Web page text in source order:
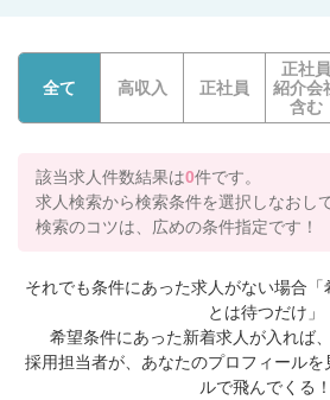
全て 高収入 正社員
正社員
紹介会
含む
該当求人件数結果は0件です。
求人検索から検索条件を選択しなおし
検索のコツは、広めの条件指定です！
それでも条件にあった求人がない場合
とは待つだけ」
希望条件にあった新着求人が入れば
採用担当者が、あなたのプロフィール
ルで飛んでくる！